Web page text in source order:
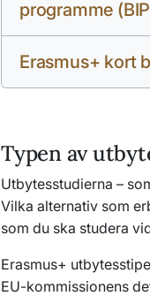
programme
Erasmus+ kort
Typen av
Utbytesstudierna –
Vilka alternativ som
som du ska studera
Erasmus+
EU-kommissionens